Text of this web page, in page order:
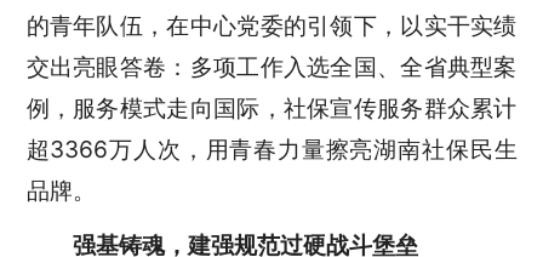
的青年队伍，在中心党委的引领下，以实干实绩
交出亮眼答卷：多项工作入选全国、全省典型案
例，服务模式走向国际，社保宣传服务群众累计
超3366万人次，用青春力量擦亮湖南社保民生
品牌。
强基铸魂，建强规范过硬战斗堡垒